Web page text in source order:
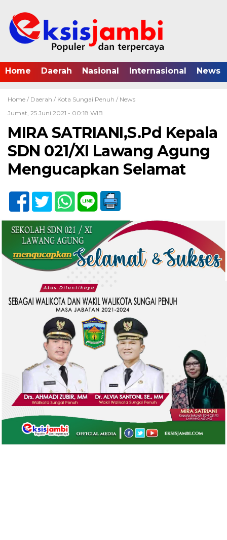
Home Daerah Nasional Internasional News
Home / Daerah / Kota Sungai Penuh / News
Jumat, 25 Juni 2021 - 00:18 WIB
MIRA SATRIANI,S.Pd Kepala
SDN 021/XI Lawang Agung
Mengucapkan Selamat